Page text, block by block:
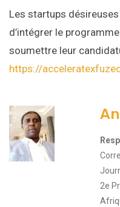
Les startups
d’intégrer le
soumettre leur
https://
2e